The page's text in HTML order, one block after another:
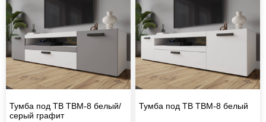
Тумба под ТВ ТВМ-8 белый/
серый графит
Тумба под ТВ ТВМ-8 белый